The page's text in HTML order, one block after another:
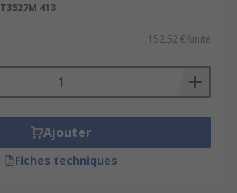
T3527M 413
152,52 €/unité
Ajouter
Fiches techniques